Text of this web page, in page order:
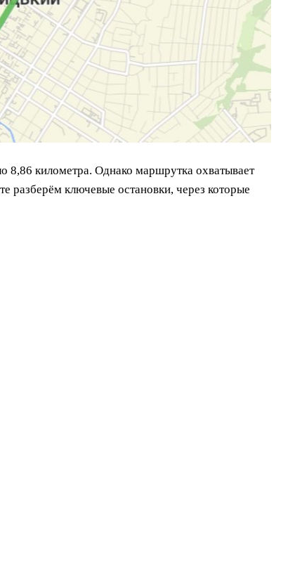
8,86 километра. Однако маршрутка охватывает
разберём ключевые остановки, через которые